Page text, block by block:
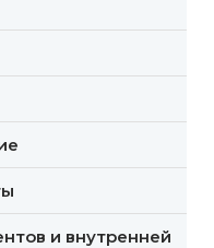
и внутренней